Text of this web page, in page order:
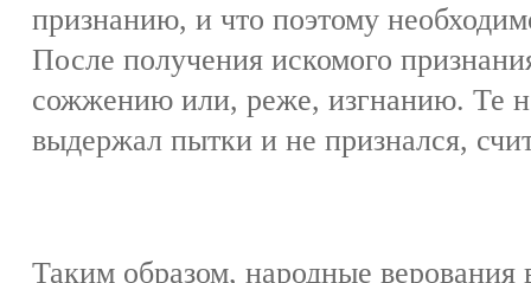
признанию, и что поэтому
После получения искомого
сожжению или, реже, изгнанию. Те
выдержал пытки и не признался,
Таким образом, народные верования